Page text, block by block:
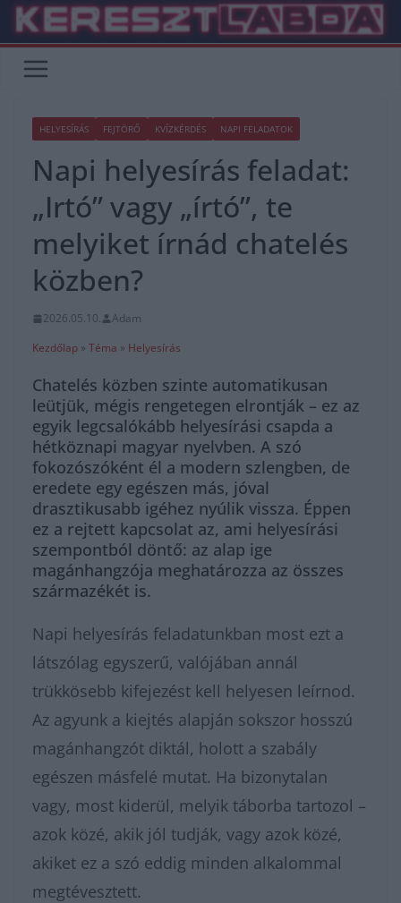
Skip
content
HELYESÍRÁS FEJTÖRŐ KVÍZKÉRDÉS NAPI FELADATOK
Napi helyesírás feladat:
„Irtó” vagy „írtó”, te
melyiket írnád chatelés
közben?
2026.05.10.
Adam
Kezdőlap » Téma » Helyesírás
Chatelés közben szinte automatikusan
leütjük, mégis rengetegen elrontják – ez az
egyik legcsalókább helyesírási csapda a
hétköznapi magyar nyelvben. A szó
fokozószóként él a modern szlengben, de
eredete egy egészen más, jóval
drasztikusabb igéhez nyúlik vissza. Éppen
ez a rejtett kapcsolat az, ami helyesírási
szempontból döntő: az alap ige
magánhangzója meghatározza az összes
származékét is.
Napi helyesírás feladatunkban most ezt a
látszólag egyszerű, valójában annál
trükkösebb kifejezést kell helyesen leírnod.
Az agyunk a kiejtés alapján sokszor hosszú
magánhangzót diktál, holott a szabály
egészen másfelé mutat. Ha bizonytalan
vagy, most kiderül, melyik táborba tartozol –
azok közé, akik jól tudják, vagy azok közé,
akiket ez a szó eddig minden alkalommal
megtévesztett.